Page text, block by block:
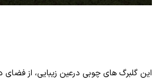
این گلبرگ های چوبی درعین زیبایی، از